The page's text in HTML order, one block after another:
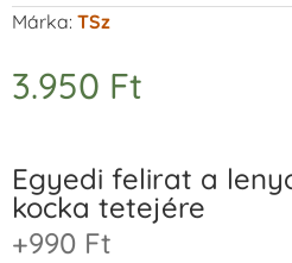
Márka: TSz
3.950 Ft
Egyedi felirat a
kocka tetejére
+990 Ft